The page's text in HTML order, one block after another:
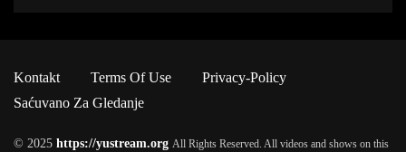
Kontakt Terms Of Use
Privacy-Policy
Saćuvano Za Gledanje
© 2025 https://yustream.org All Rights Reserved. All videos and shows on this